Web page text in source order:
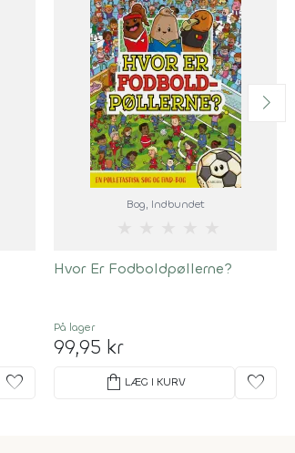
favorite
Bog, Indbundet
Hvor Er Fodboldpøllerne?
På lager
99,95 kr
shopping_bag LÆG I KURV favorite